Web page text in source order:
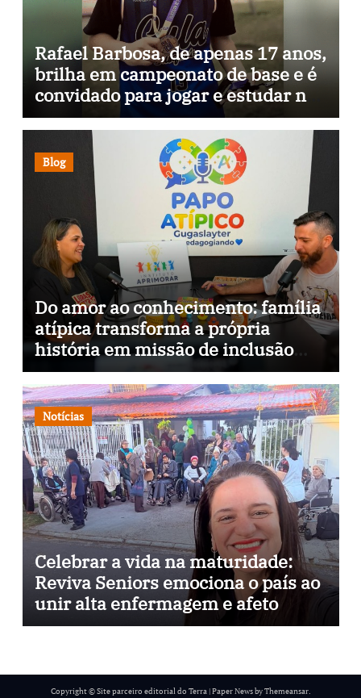
Rafael Barbosa, de apenas 17 anos,
brilha em campeonato de base e é
convidado para jogar e estudar na
Itália
Blog
Do amor ao conhecimento: família
atípica transforma a própria
história em missão de inclusão
através da psicopedagogia, podcast
e arte nas ruas
Notícias
Celebrar a vida na maturidade:
Reviva Seniors emociona o país ao
unir alta enfermagem e afeto
Copyright © Site parceiro editorial do Terra |Paper NewsbyThemeansar.